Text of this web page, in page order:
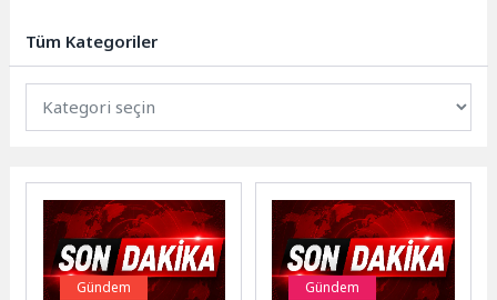
bir günle buluşturdu....
Tüm Kategoriler
Gündem Gündem